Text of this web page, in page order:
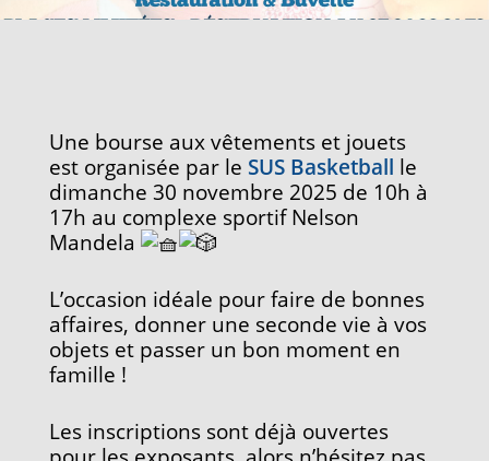
Une bourse aux vêtements et jouets
est organisée par le SUS Basketball le
dimanche 30 novembre 2025 de 10h à
17h au complexe sportif Nelson
Mandela
L’occasion idéale pour faire de bonnes
affaires, donner une seconde vie à vos
objets et passer un bon moment en
famille !
Les inscriptions sont déjà ouvertes